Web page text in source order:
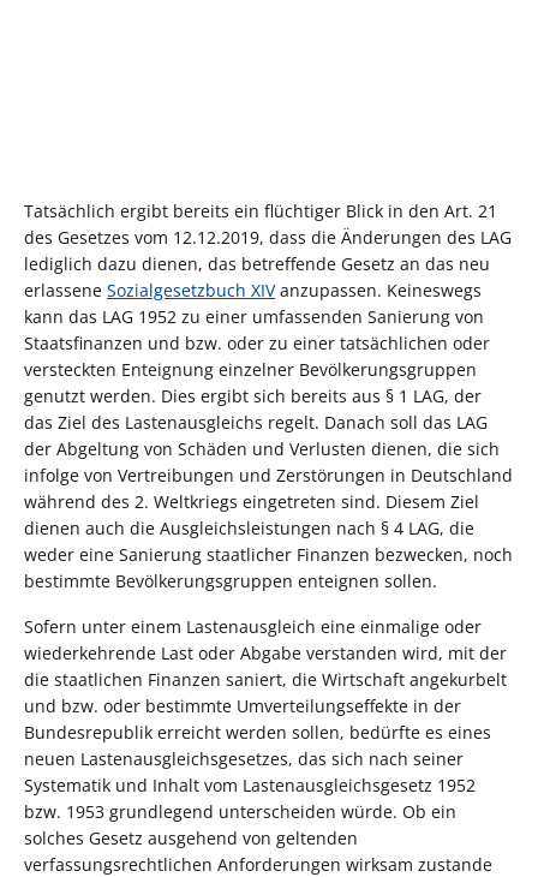
Tatsächlich ergibt bereits ein flüchtiger Blick in den Art. 21
des Gesetzes vom 12.12.2019, dass die Änderungen des LAG
lediglich dazu dienen, das betreffende Gesetz an das neu
erlassene Sozialgesetzbuch XIVanzupassen. Keineswegs
kann das LAG 1952 zu einer umfassenden Sanierung von
Staatsfinanzen und bzw. oder zu einer tatsächlichen oder
versteckten Enteignung einzelner Bevölkerungsgruppen
genutzt werden. Dies ergibt sich bereits aus § 1 LAG, der
das Ziel des Lastenausgleichs regelt. Danach soll das LAG
der Abgeltung von Schäden und Verlusten dienen, die sich
infolge von Vertreibungen und Zerstörungen in Deutschland
während des 2. Weltkriegs eingetreten sind. Diesem Ziel
dienen auch die Ausgleichsleistungen nach § 4 LAG, die
weder eine Sanierung staatlicher Finanzen bezwecken, noch
bestimmte Bevölkerungsgruppen enteignen sollen.
Sofern unter einem Lastenausgleich eine einmalige oder
wiederkehrende Last oder Abgabe verstanden wird, mit der
die staatlichen Finanzen saniert, die Wirtschaft angekurbelt
und bzw. oder bestimmte Umverteilungseffekte in der
Bundesrepublik erreicht werden sollen, bedürfte es eines
neuen Lastenausgleichsgesetzes, das sich nach seiner
Systematik und Inhalt vom Lastenausgleichsgesetz 1952
bzw. 1953 grundlegend unterscheiden würde. Ob ein
solches Gesetz ausgehend von geltenden
verfassungsrechtlichen Anforderungen wirksam zustande